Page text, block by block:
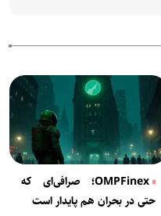
OMPFinex؛ صرافی‌ای که
حتی در بحران هم پایدار است